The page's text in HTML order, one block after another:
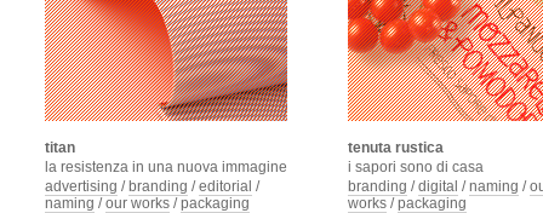
titan
la resistenza in una nuova immagine
advertising / branding /editorial /
naming /our works /packaging
tenuta rustica
i sapori sono di casa
branding /digital /naming /
works /packaging